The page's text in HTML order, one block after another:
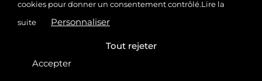
© 2025EKP, École de Kinésithérapie de Paris
cookies pour donner un consentement contrôlé.Lire la
suite
Personnaliser
Tout rejeter
Accepter